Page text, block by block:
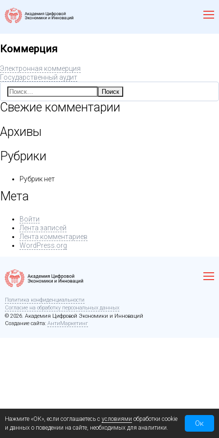
Коммерция
Электронная коммерция
Государственный аудит
Найти:
Свежие комментарии
Архивы
Рубрики
Рубрик нет
Мета
Войти
Лента записей
Лента комментариев
WordPress.org
Политика конфиденциальности
Согласие на обработку персональных данных
© 2026. Академия Цифровой Экономики и Инноваций
Создание сайта: АнтиМаркетинг
Нажмите «ОК», если соглашаетесь с условиями обработки cookie
и данных о поведении на сайте, необходимых для аналитики.
Ок